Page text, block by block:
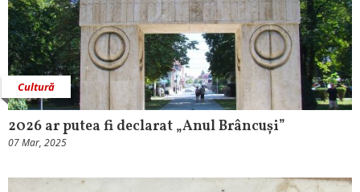
Cultură
2026 ar putea fi declarat „Anul Brâncuși”
07 Mar, 2025